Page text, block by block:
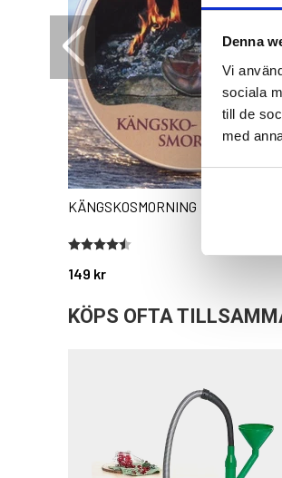
Denna
Vi
sociala
till de
med
KÄNGSKOSMORNING
149 kr
Betyg:
4.8 utav 5 stjärnor
KÖPS OFTA